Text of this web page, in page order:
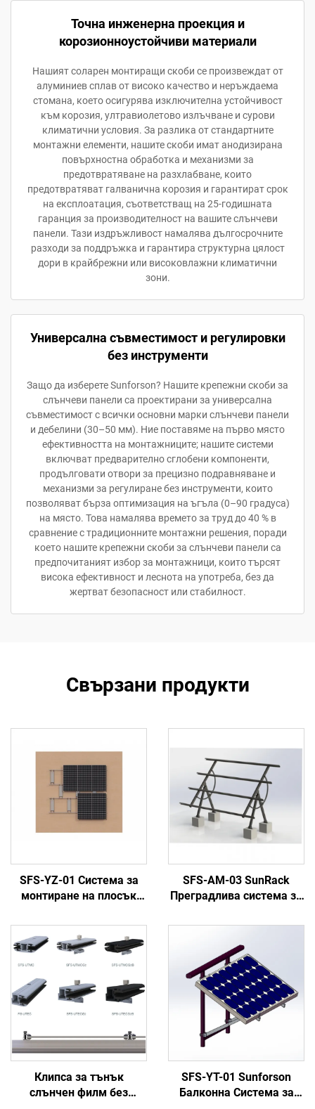
Точна инженерна проекция и
корозионноустойчиви материали
Нашият соларен монтиращи скоби се произвеждат от
алуминиев сплав от високо качество и неръждаема
стомана, което осигурява изключителна устойчивост
към корозия, ултравиолетово излъчване и сурови
климатични условия. За разлика от стандартните
монтажни елементи, нашите скоби имат анодизирана
повърхностна обработка и механизми за
предотвратяване на разхлабване, които
предотвратяват галванична корозия и гарантират срок
на експлоатация, съответстващ на 25-годишната
гаранция за производителност на вашите слънчеви
панели. Тази издръжливост намалява дългосрочните
разходи за поддръжка и гарантира структурна цялост
дори в крайбрежни или високовлажни климатични
зони.
Универсална съвместимост и регулировки
без инструменти
Защо да изберете Sunforson? Нашите крепежни скоби за
слънчеви панели са проектирани за универсална
съвместимост с всички основни марки слънчеви панели
и дебелини (30–50 мм). Ние поставяме на първо място
ефективността на монтажниците; нашите системи
включват предварително сглобени компоненти,
продълговати отвори за прецизно подравняване и
механизми за регулиране без инструменти, които
позволяват бърза оптимизация на ъгъла (0–90 градуса)
на място. Това намалява времето за труд до 40 % в
сравнение с традиционните монтажни решения, поради
което нашите крепежни скоби за слънчеви панели са
предпочитаният избор за монтажници, които търсят
висока ефективност и леснота на употреба, без да
жертват безопасност или стабилност.
Свързани продукти
SFS-YZ-01 Система за
монтиране на плосък
SFS-AM-03 SunRack
Преградлива система за
Клипса за тънък
слънчен филм без
SFS-YT-01 Sunforson
Балконна Система за